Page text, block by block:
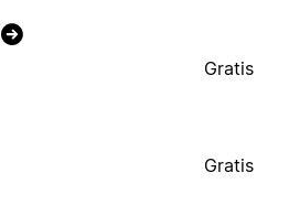
Gratis
Gratis